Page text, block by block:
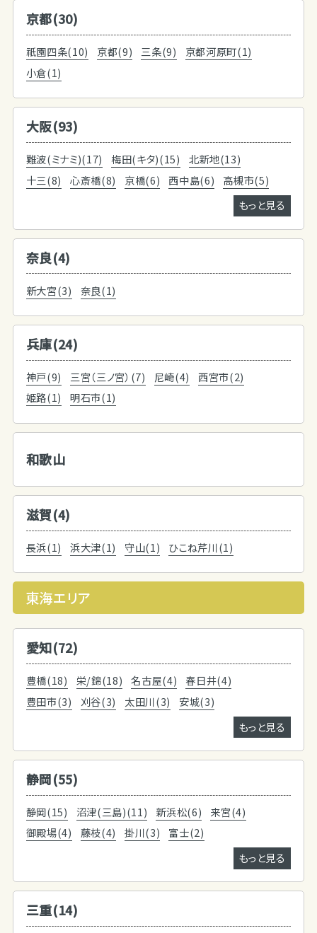
京都(30)
祇園四条(10) 京都(9) 三条(9)
京都河原町(1)
小倉(1)
大阪(93)
難波(ミナミ)(17) 梅田(キタ)(15)
北新地(13)
十三(8)
心斎橋(8) 京橋(6) 西中島(6)
高槻市(5)
もっと見る
奈良(4)
新大宮(3) 奈良(1)
兵庫(24)
神戸(9) 三宮（三ノ宮）(7) 尼崎(4)
西宮市(2)
姫路(1)
明石市(1)
和歌山
滋賀(4)
長浜(1) 浜大津(1) 守山(1) ひこね芹川(1)
東海エリア
愛知(72)
豊橋(18) 栄/錦(18) 名古屋(4)
春日井(4)
豊田市(3)
刈谷(3) 太田川(3)
安城(3)
もっと見る
静岡(55)
静岡(15) 沼津(三島)(11) 新浜松(6)
来宮(4)
御殿場(4)
藤枝(4) 掛川(3)
富士(2)
もっと見る
三重(14)